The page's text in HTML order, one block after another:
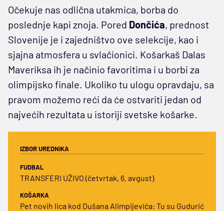
Očekuje nas odlična utakmica, borba do
poslednje kapi znoja. Pored Dončića, prednost
Slovenije je i zajedništvo ove selekcije, kao i
sjajna atmosfera u svlačionici. Košarkaš Dalas
Maveriksa ih je načinio favoritima i u borbi za
olimpijsko finale. Ukoliko tu ulogu opravdaju, sa
pravom možemo reći da će ostvariti jedan od
najvećih rezultata u istoriji svetske košarke.
IZBOR UREDNIKA
FUDBAL
TRANSFERI UŽIVO (četvrtak, 6. avgust)
KOŠARKA
Pet novih lica kod Dušana Alimpijevića: Tu su Gudurić